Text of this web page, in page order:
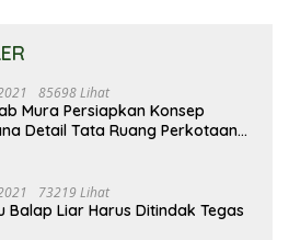
85698 Lihat
Mura Persiapkan Konsep
Detail Tata Ruang Perkotaan
73219 Lihat
Balap Liar Harus Ditindak Tegas